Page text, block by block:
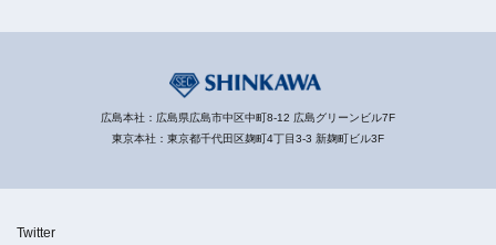
広島本社：広島県広島市中区中町8-12 広島グリーンビル7F
東京本社：東京都千代田区麹町4丁目3-3 新麹町ビル3F
Twitter